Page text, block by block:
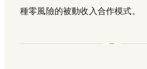
種零風險的被動收入合作模式。